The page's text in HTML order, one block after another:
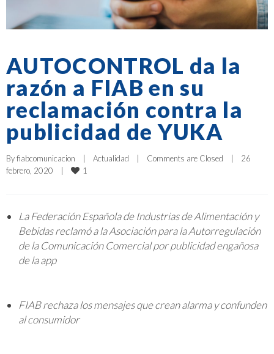
AUTOCONTROL da la
razón a FIAB en su
reclamación contra la
publicidad de YUKA
By fiabcomunicacion | Actualidad | Comments are Closed |
26
febrero, 2020
| 1
La Federación Española de Industrias de Alimentación y
Bebidas reclamó a la Asociación para la Autorregulación
de la Comunicación Comercial por publicidad engañosa
de la app
FIAB rechaza los mensajes que crean alarma y confunden
al consumidor